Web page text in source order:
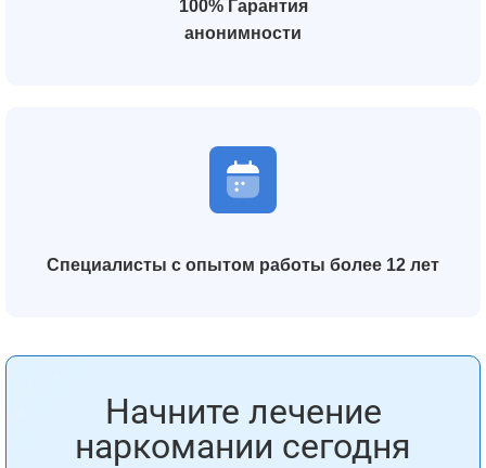
100% Гарантия
анонимности
Специалисты с опытом работы более 12 лет
Начните лечение
наркомании сегодня